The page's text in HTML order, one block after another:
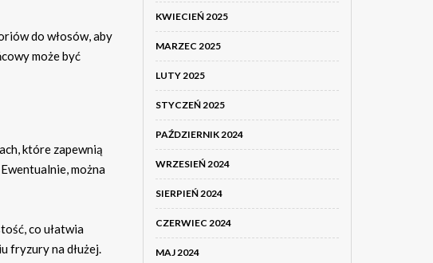
do włosów, aby
może być
które zapewnią
można
co ułatwia
fryzury na dłużej.
KWIECIEŃ 2025
MARZEC 2025
LUTY 2025
STYCZEŃ 2025
PAŹDZIERNIK 2024
WRZESIEŃ 2024
SIERPIEŃ 2024
CZERWIEC 2024
MAJ 2024